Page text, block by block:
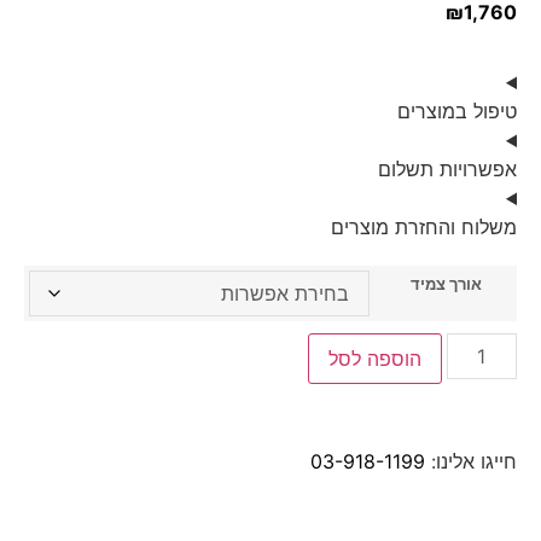
₪1,760
טיפול במוצרים
אפשרויות תשלום
משלוח והחזרת מוצרים
אורך צמיד
הוספה לסל
חייגו אלינו: 03-918-1199